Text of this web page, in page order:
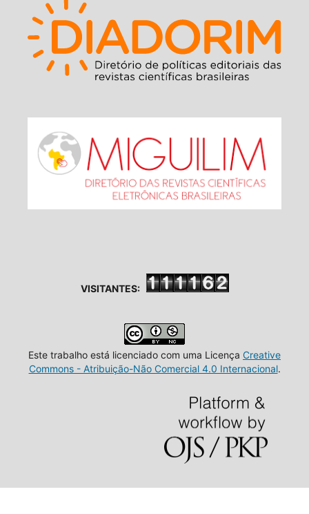
VISITANTES:
Este trabalho está licenciado com uma Licença Creative
Commons - Atribuição-Não Comercial 4.0 Internacional.